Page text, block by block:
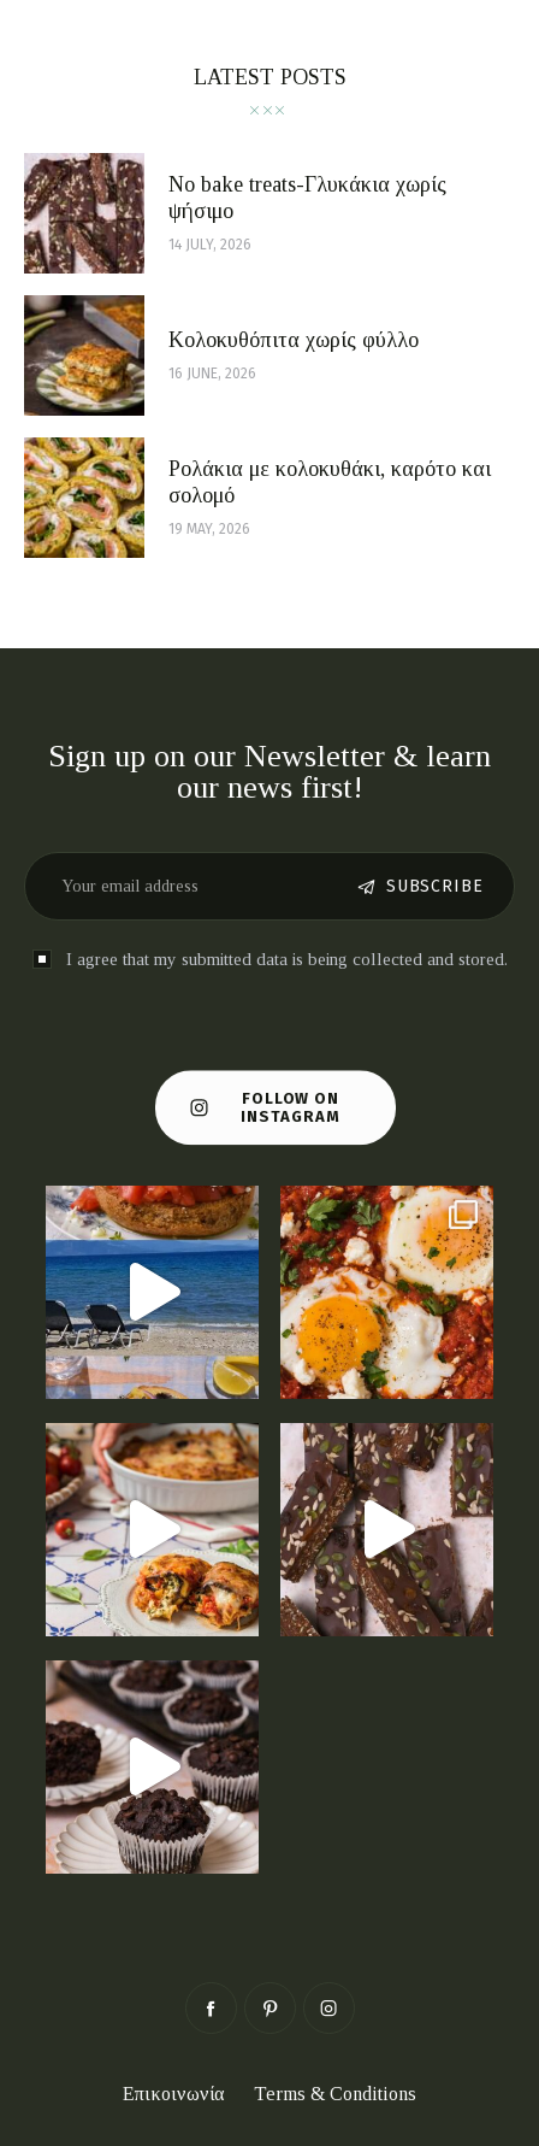
LATEST POSTS
No bake treats-Γλυκάκια χωρίς
ψήσιμο
14 JULY, 2026
Κολοκυθόπιτα χωρίς φύλλο
16 JUNE, 2026
Ρολάκια με κολοκυθάκι, καρότο και
σολομό
19 MAY, 2026
Sign up on our Newsletter & learn
our news first!
SUBSCRIBE
I agree that my submitted data is being collected and stored.
FOLLOW ON
INSTAGRAM
Επικοινωνία Terms & Conditions